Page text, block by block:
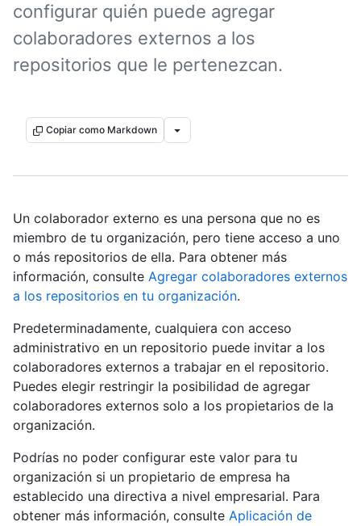
configurar quién puede agregar
colaboradores externos a los
repositorios que le pertenezcan.
Copiar como Markdown
Un colaborador externo es una persona que no es
miembro de tu organización, pero tiene acceso a uno
o más repositorios de ella. Para obtener más
información, consulte Agregar colaboradores externos
a los repositorios en tu organización.
Predeterminadamente, cualquiera con acceso
administrativo en un repositorio puede invitar a los
colaboradores externos a trabajar en el repositorio.
Puedes elegir restringir la posibilidad de agregar
colaboradores externos solo a los propietarios de la
organización.
Podrías no poder configurar este valor para tu
organización si un propietario de empresa ha
establecido una directiva a nivel empresarial. Para
obtener más información, consulte Aplicación de